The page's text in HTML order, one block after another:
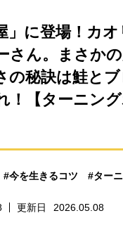
」に登場！カ
さん。まさか
の秘訣は鮭と
！【ターニン
#今を生きるコツ #ター
更新日
2026.05.08